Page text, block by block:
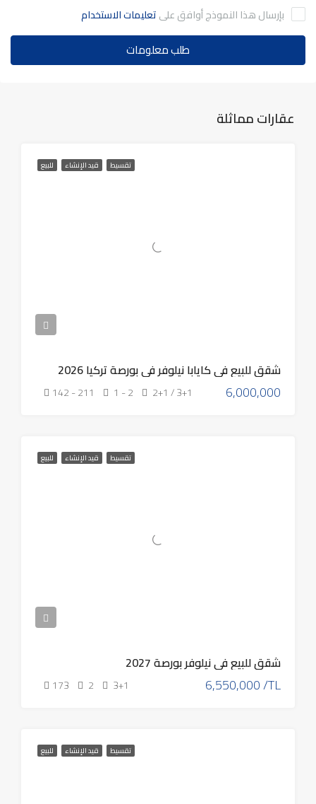
بإرسال هذا النموذج أوافق علىتعليمات الاستخدام
طلب معلومات
عقارات مماثلة
تقسيط قيد الإنشاء للبيع
شقق للبيع في كايابا نيلوفر في بورصة تركيا 2026
6,000,000
2+1 / 3+1
1 - 2
142 - 211
تقسيط قيد الإنشاء للبيع
شقق للبيع في نيلوفر بورصة 2027
6,550,000 /TL
3+1
2
173
تقسيط قيد الإنشاء للبيع